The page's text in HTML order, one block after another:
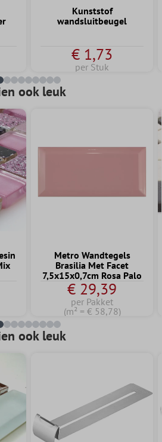
Kunststof
wandsluitbeugel
€ 1,73
per Stuk
ook leuk
van 4.7 van 5 sterren
Metro Wandtegels
Brasilia Met Facet
7,5x15x0,7cm Rosa Palo
€ 29,39
per Pakket
(m² = € 58,78)
ook leuk